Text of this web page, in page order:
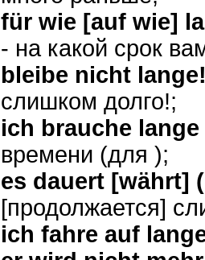
für wie [auf wie]
- на какой срок
bleibe nicht
слишком долго!;
ich brauche
времени (для );
es dauert [währt]
[продолжается]
ich fahre auf